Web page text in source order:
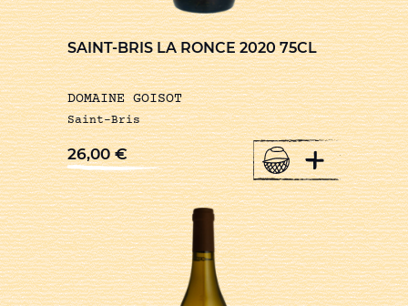
SAINT-BRIS LA RONCE 2020 75CL
DOMAINE GOISOT
Saint-Bris
26,00€ +